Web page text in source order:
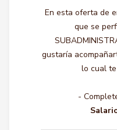
En esta oferta de
que se
gustaría
lo cual
-